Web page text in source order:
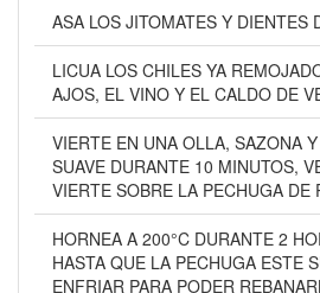
ASA LOS JITOMATES Y DIENTES
LICUA LOS CHILES YA
AJOS, EL VINO Y EL CALDO DE
VIERTE EN UNA OLLA, SAZONA
SUAVE DURANTE 10 MINUTOS,
VIERTE SOBRE LA PECHUGA DE
HORNEA A 200°C DURANTE 2
HASTA QUE LA PECHUGA ESTE
ENFRIAR PARA PODER